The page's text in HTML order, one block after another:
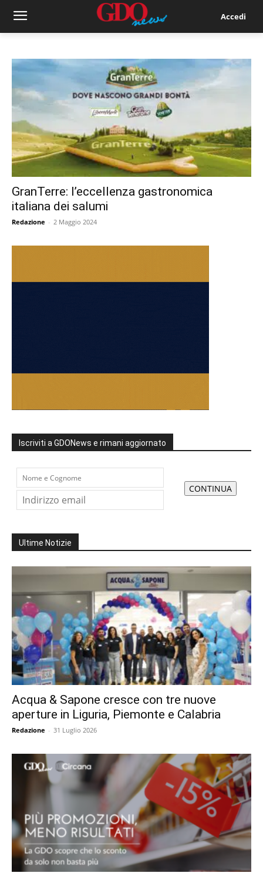
Accedi
GranTerre: l’eccellenza gastronomica
italiana dei salumi
Redazione - 2 Maggio 2024
Iscriviti a GDONews e rimani aggiornato
Ultime Notizie
Acqua & Sapone cresce con tre nuove
aperture in Liguria, Piemonte e Calabria
Redazione - 31 Luglio 2026